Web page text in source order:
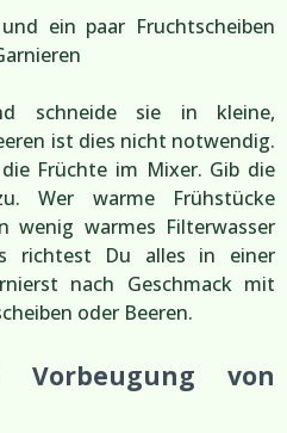
ein paar Fruchtscheiben
schneide sie in kleine,
ist dies nicht notwendig.
Früchte im Mixer. Gib die
Wer warme Frühstücke
wenig warmes Filterwasser
richtest Du alles in einer
nach Geschmack mit
oder Beeren.
Vorbeugung von